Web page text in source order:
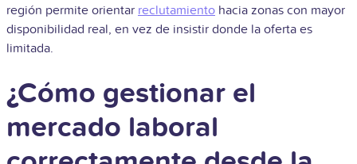
región permite orientar reclutamiento hacia zonas con mayor
disponibilidad real, en vez de insistir donde la oferta es
limitada.
¿Cómo gestionar el
mercado laboral